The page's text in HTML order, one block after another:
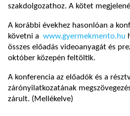
szakdolgozathoz. A kötet
A korábbi évekhez hasonlóan a
követni a www.gyermekmento.hu
összes előadás videoanyagát és
október közepén feltöltik.
A konferencia az előadók és a
zárónyilatkozatának
zárult. (Mellékelve)